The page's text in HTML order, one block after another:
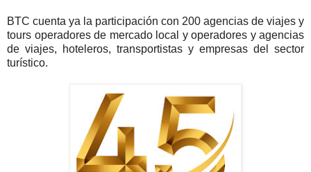
BTC cuenta ya la participación con 200 agencias de viajes y
tours operadores de mercado local y operadores y agencias
de viajes, hoteleros, transportistas y empresas del sector
turístico.